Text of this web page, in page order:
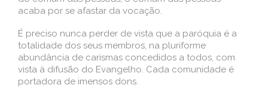
acaba por se afastar da vocação.
É preciso nunca perder de vista que a paróquia é a
totalidade dos seus membros, na pluriforme
abundância de carismas concedidos a todos, com
vista à difusão do Evangelho. Cada comunidade é
portadora de imensos dons.